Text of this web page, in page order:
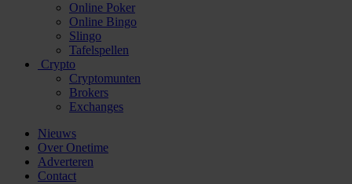
Online Poker
Online Bingo
Slingo
Tafelspellen
Crypto
Cryptomunten
Brokers
Exchanges
Nieuws
Over Onetime
Adverteren
Contact